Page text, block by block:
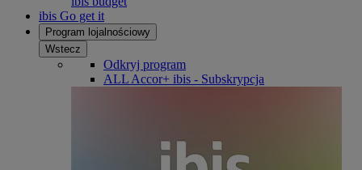
ibis Go get it
Program lojalnościowy
Wstecz
Odkryj program
ALL Accor+ ibis - Subskrypcja